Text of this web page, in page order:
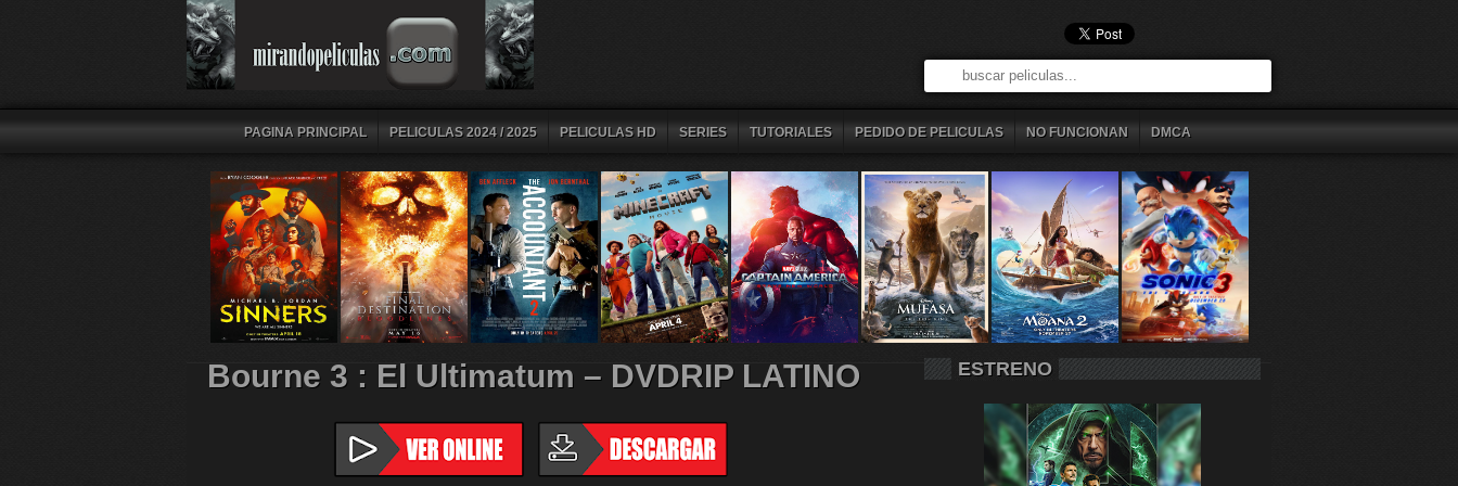
PAGINA PRINCIPAL PELICULAS 2024 / 2025 PELICULAS HD SERIES TUTORIALES PEDIDO DE PELICULAS NO FUNCIONAN DMCA
Bourne 3 : El Ultimatum – DVDRIP LATINO ESTRENO